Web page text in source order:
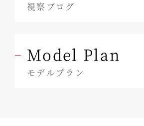
視察ブログ
Model Plan
モデルプラン